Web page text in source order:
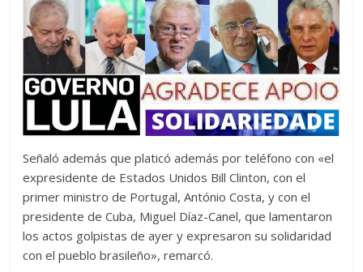
Señaló además que platicó además por teléfono con «el
expresidente de Estados Unidos Bill Clinton, con el
primer ministro de Portugal, António Costa, y con el
presidente de Cuba, Miguel Díaz-Canel, que lamentaron
los actos golpistas de ayer y expresaron su solidaridad
con el pueblo brasileño», remarcó.